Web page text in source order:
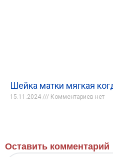
Шейка матки мягкая
15.11.2024 Комментариев нет
Оставить комментарий